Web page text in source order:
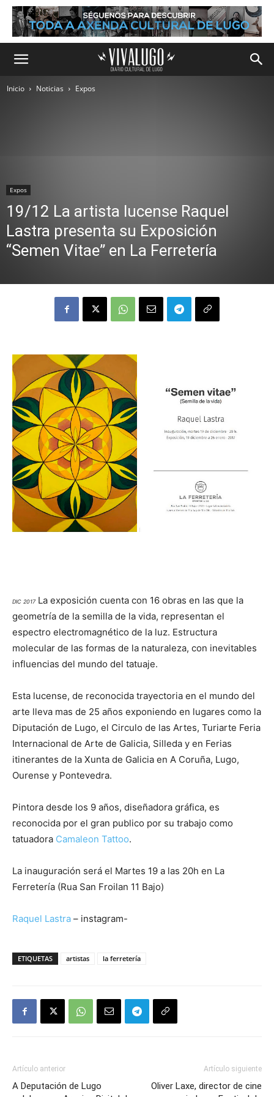
Inicio Noticias Expos
Expos
19/12 La artista lucense Raquel
Lastra presenta su Exposición
“Semen Vitae” en La Ferretería
DIC 2017La exposición cuenta con 16 obras en las que la
geometría de la semilla de la vida, representan el
espectro electromagnético de la luz. Estructura
molecular de las formas de la naturaleza, con inevitables
influencias del mundo del tatuaje.
Esta lucense, de reconocida trayectoria en el mundo del
arte lleva mas de 25 años exponiendo en lugares como la
Diputación de Lugo, el Circulo de las Artes, Turiarte Feria
Internacional de Arte de Galicia, Silleda y en Ferias
itinerantes de la Xunta de Galicia en A Coruña, Lugo,
Ourense y Pontevedra.
Pintora desde los 9 años, diseñadora gráfica, es
reconocida por el gran publico por su trabajo como
tatuadora Camaleon Tattoo.
La inauguración será el Martes 19 a las 20h en La
Ferretería (Rua San Froilan 11 Bajo)
Raquel Lastra – instagram-
ETIQUETAS artistas la ferretería
Artículo anterior
A Deputación de Lugo
Artículo siguiente
Oliver Laxe, director de cine